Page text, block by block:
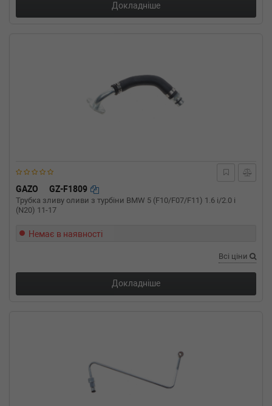
Докладніше
GAZO GZ-F1809
Трубка зливу оливи з турбіни BMW 5 (F10/F07/F11) 1.6 i/2.0 i
(N20) 11-17
Немає в наявності
Всі ціни
Докладніше